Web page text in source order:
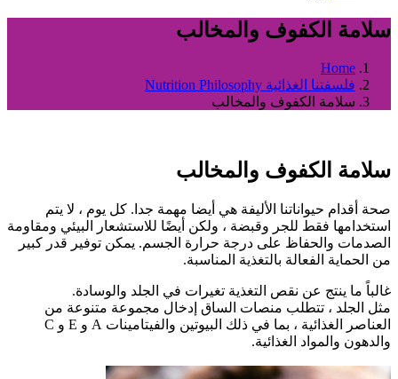
سلامة الكفوف والمخالب
Home
فلسفتنا الغذائية Nutrition Philosophy
سلامة الكفوف والمخالب
سلامة الكفوف والمخالب
صحة أقدام حيواناتنا الأليفة هي أيضا مهمة جدا. كل يوم ، لا يتم
استخدامها فقط للجر وقبضة ، ولكن أيضًا للاستشعار البيئي ومقاومة
الصدمات والحفاظ على درجة حرارة الجسم. يمكن توفير قدر كبير
من الحماية الفعالة بالتغذية المناسبة.
غالباً ما ينتج عن نقص التغذية تغيرات في الجلد والوسادة.
مثل الجلد ، تتطلب منصات الساق إدخال مجموعة متنوعة من
العناصر الغذائية ، بما في ذلك البيوتين والفيتامينات A و E و C
والدهون والمواد الغذائية.